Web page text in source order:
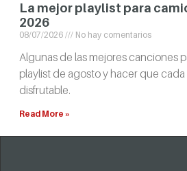
La mejor playlist para
2026
08/07/2026 No hay comentarios
Algunas de las mejores canciones
playlist de agosto y hacer que cada
disfrutable.
Read More »